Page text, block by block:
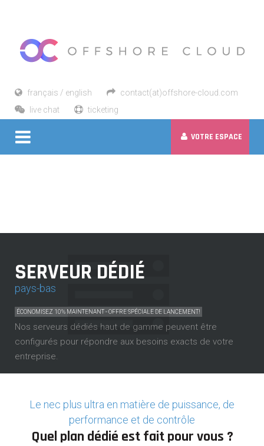
français / english
contact(at)offshore-cloud.com
live chat
ticketing
VOTRE ESPACE
SERVEUR DÉDIÉ
pays-bas
ÉCONOMISEZ 10% MAINTENANT - OFFRE SPÉCIALE DE LANCEMENT!
Nos serveurs dédiés haut de gamme peuvent être
configurés pour répondre aux besoins exacts de votre
entreprise.
Le nec plus ultra en matière de puissance, de
performance et de contrôle
Quel plan dédié est fait pour vous ?